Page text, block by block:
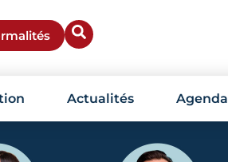
Actualités Agenda